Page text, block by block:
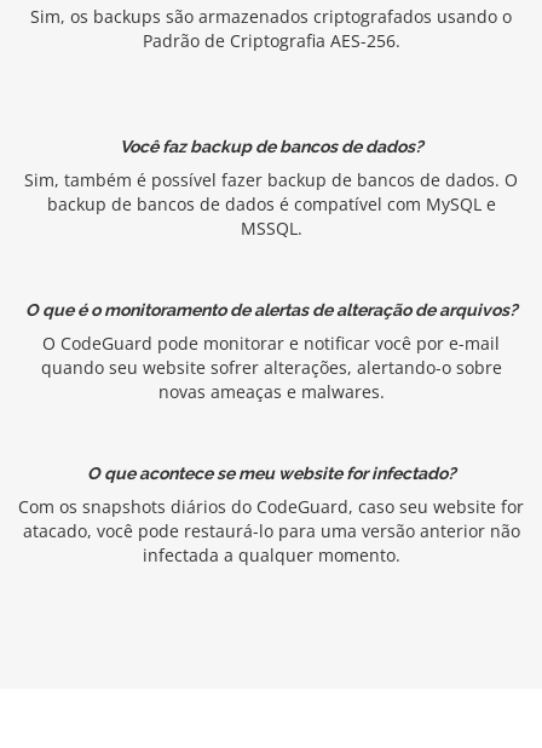
Sim, os backups são armazenados criptografados usando o
Padrão de Criptografia AES-256.
Você faz backup de bancos de dados?
Sim, também é possível fazer backup de bancos de dados. O
backup de bancos de dados é compatível com MySQL e
MSSQL.
O que é o monitoramento de alertas de alteração de arquivos?
O CodeGuard pode monitorar e notificar você por e-mail
quando seu website sofrer alterações, alertando-o sobre
novas ameaças e malwares.
O que acontece se meu website for infectado?
Com os snapshots diários do CodeGuard, caso seu website for
atacado, você pode restaurá-lo para uma versão anterior não
infectada a qualquer momento.